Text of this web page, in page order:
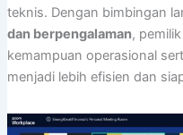
teknis. Dengan bimbingan
dan berpengalaman,
kemampuan operasional
menjadi lebih efisien dan